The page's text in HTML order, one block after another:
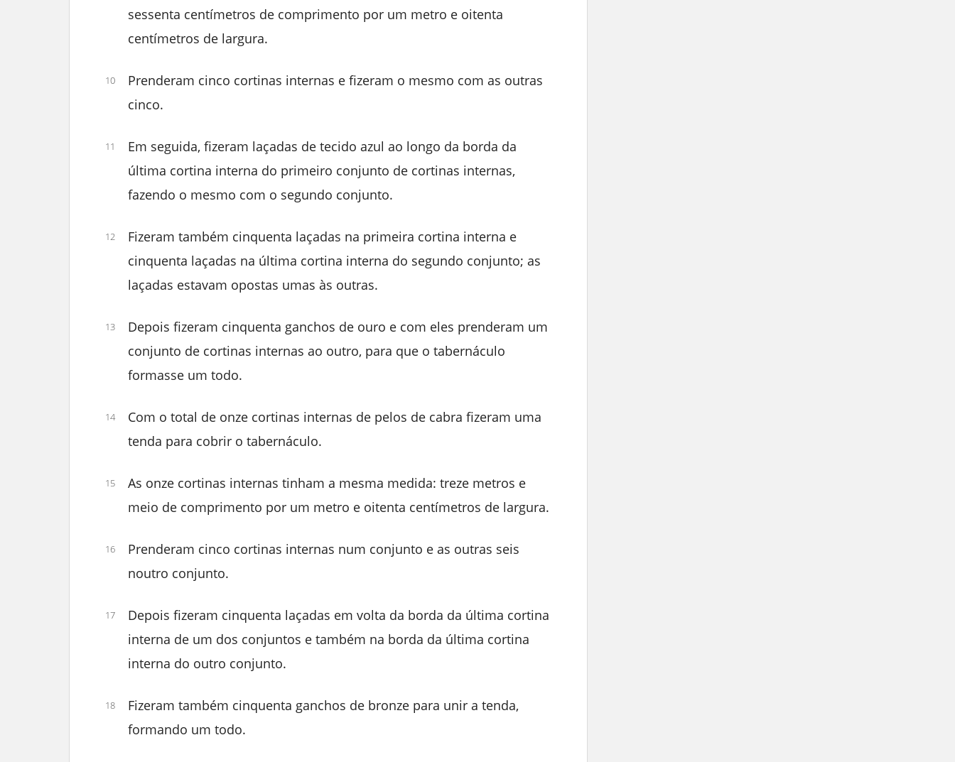
sessenta centímetros de comprimento por um metro e oitenta
centímetros de largura.
10
Prenderam cinco cortinas internas e fizeram o mesmo com as outras
cinco.
11
Em seguida, fizeram laçadas de tecido azul ao longo da borda da
última cortina interna do primeiro conjunto de cortinas internas,
fazendo o mesmo com o segundo conjunto.
12
Fizeram também cinquenta laçadas na primeira cortina interna e
cinquenta laçadas na última cortina interna do segundo conjunto; as
laçadas estavam opostas umas às outras.
13
Depois fizeram cinquenta ganchos de ouro e com eles prenderam um
conjunto de cortinas internas ao outro, para que o tabernáculo
formasse um todo.
14
Com o total de onze cortinas internas de pelos de cabra fizeram uma
tenda para cobrir o tabernáculo.
15
As onze cortinas internas tinham a mesma medida: treze metros e
meio de comprimento por um metro e oitenta centímetros de largura.
16
Prenderam cinco cortinas internas num conjunto e as outras seis
noutro conjunto.
17
Depois fizeram cinquenta laçadas em volta da borda da última cortina
interna de um dos conjuntos e também na borda da última cortina
interna do outro conjunto.
18
Fizeram também cinquenta ganchos de bronze para unir a tenda,
formando um todo.